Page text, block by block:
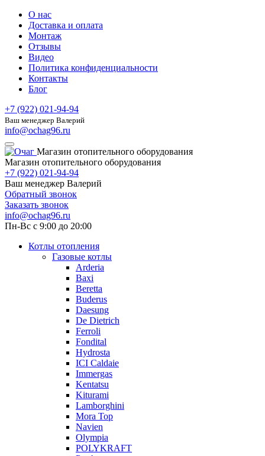
О нас
Доставка и оплата
Монтаж
Отзывы
Видео
Политика конфиденциальности
Контакты
Блог
+7 (922) 021-94-94
Ваш менеджер Валерий
info@ochag96.ru
Магазин отопительного оборудования
Магазин отопительного оборудования
+7 (922) 021-94-94
Ваш менеджер Валерий
Обратный звонок
Заказать звонок
info@ochag96.ru
Пн-Вс с 9:00 до 20:00
Котлы отопления
Газовые котлы
Arderia
Baxi
Beretta
Buderus
Daesung
De Dietrich
Ferroli
Fondital
Hydrosta
ICI Caldaie
Immergas
Kentatsu
Kiturami
Lamborghini
Mora Top
Navien
Olympia
POLYKRAFT